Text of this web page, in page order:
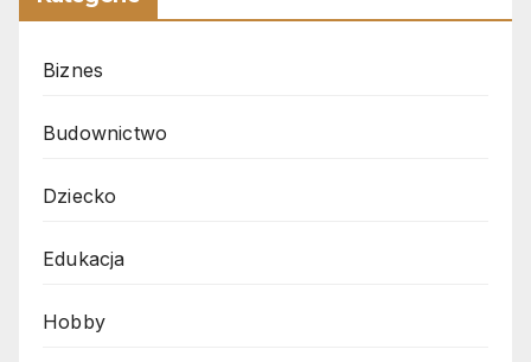
Biznes
Budownictwo
Dziecko
Edukacja
Hobby